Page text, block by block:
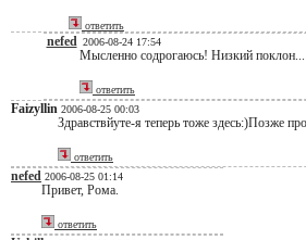
ответить
nefed 2006-08-24 17:54
Мысленно содрогаюсь! Низкий поклон...
ответить
Faizyllin 2006-08-25 00:03
Здравствйуте-я теперь тоже здесь:)Позже
ответить
nefed 2006-08-25 01:14
Привет, Рома.
ответить